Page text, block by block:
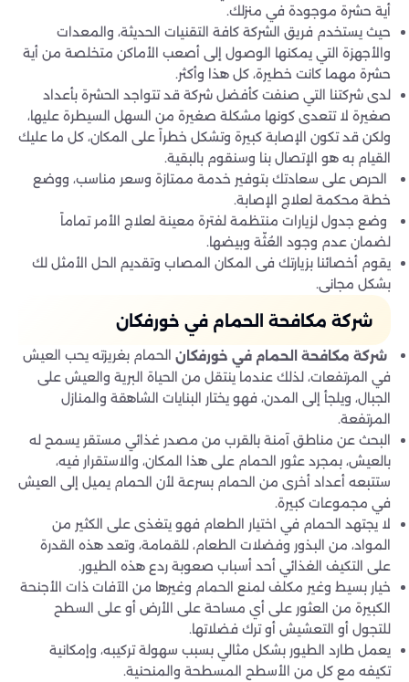
أية حشرة موجودة في منزلك.
حيث يستخدم فريق الشركة كافة التقنيات الحديثة، والمعدات
والأجهزة التي يمكنها الوصول إلى أصعب الأماكن متخلصة من أية
حشرة مهما كانت خطيرة، كل هذا وأكثر.
لدى شركتنا التي صنفت كأفضل شركة قد تتواجد الحشرة بأعداد
صغيرة لا تتعدى كونها مشكلة صغيرة من السهل السيطرة عليها،
ولكن قد تكون الإصابة كبيرة وتشكل خطراً على المكان، كل ما عليك
القيام به هو الإتصال بنا وسنقوم بالبقية.
الحرص على سعادتك بتوفير خدمة ممتازة وسعر مناسب، ووضع
خطة محكمة لعلاج الإصابة.
وضع جدول لزيارات منتظمة لفترة معينة لعلاج الأمر تماماً
لضمان عدم وجود العُثّة وبيضها.
يقوم أخصائنا بزيارتك فى المكان المصاب وتقديم الحل الأمثل لك
بشكل مجانى.
شركة مكافحة الحمام في خورفكان
شركة مكافحة الحمام في خورفكان الحمام بغريزته يحب العيش
في المرتفعات، لذلك عندما ينتقل من الحياة البرية والعيش على
الجبال، ويلجأ إلى المدن، فهو يختار البنايات الشاهقة والمنازل
المرتفعة.
البحث عن مناطق آمنة بالقرب من مصدر غذائي مستقر يسمح له
بالعيش، بمجرد عثور الحمام على هذا المكان، والاستقرار فيه،
ستتبعه أعداد أخرى من الحمام بسرعة لأن الحمام يميل إلى العيش
في مجموعات كبيرة.
لا يجتهد الحمام في اختيار الطعام فهو يتغذى على الكثير من
المواد، من البذور وفضلات الطعام، للقمامة، وتعد هذه القدرة
على التكيف الغذائي أحد أسباب صعوبة ردع هذه الطيور.
خيار بسيط وغير مكلف لمنع الحمام وغيرها من الآفات ذات الأجنحة
الكبيرة من العثور على أي مساحة على الأرض أو على السطح
للتجول أو التعشيش أو ترك فضلاتها.
يعمل طارد الطيور بشكل مثالي بسبب سهولة تركيبه، وإمكانية
تكيفه مع كل من الأسطح المسطحة والمنحنية.